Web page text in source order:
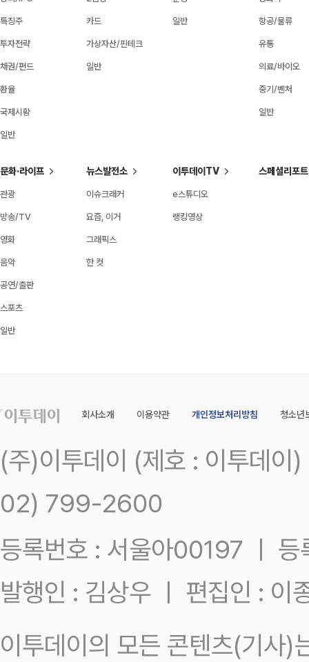
특징주
투자전략
채권/펀드
환율
국제시황
일반
카드
가상자산/핀테크
일반
일반 항공/물류
유통
의료/바이오
중기/벤처
일반
문화·라이프
관광
방송/TV
영화
음악
공연/출판
스포츠
일반
뉴스발전소
이슈크래커
요즘, 이거
그래픽스
한 컷
이투데이TV
e스튜디오
랭킹영상
스페셜리포트
회사소개 이용약관 개인정보처리방침 청소년
(주)이투데이 (제호 : 이투데
02) 799-2600
등록번호 : 서울아00197 ㅣ
발행인 : 김상우 ㅣ 편집인 : 이
이투데이의 모든 콘텐츠(기사)